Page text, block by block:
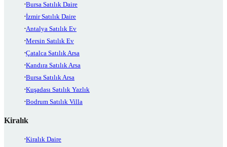
Bursa Satılık Daire
İzmir Satılık Daire
Antalya Satılık Ev
Mersin Satılık Ev
Çatalca Satılık Arsa
Kandıra Satılık Arsa
Bursa Satılık Arsa
Kuşadası Satılık Yazlık
Bodrum Satılık Villa
Kiralık
Kiralık Daire